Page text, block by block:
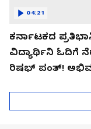
ಕರ್ನಾಟಕದ
ವಿದ್ಯಾರ್ಥಿನಿ ಓದಿಗೆ
ರಿಷಭ್ ಪಂತ್!
04:21